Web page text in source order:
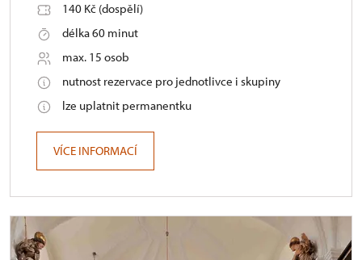
140 Kč (dospělí)
délka 60 minut
max. 15 osob
nutnost rezervace pro jednotlivce i skupiny
lze uplatnit permanentku
VÍCE INFORMACÍ